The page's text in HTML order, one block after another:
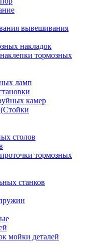
вывешивания
накладок
тормозных
ламп
камер
столов
тормозных
станков
мойки деталей